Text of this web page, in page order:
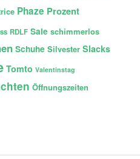
Phaze Prozent
RDLF Sale schimmerlos
Schuhe Silvester Slacks
Tomto Valentinstag
Öffnungszeiten